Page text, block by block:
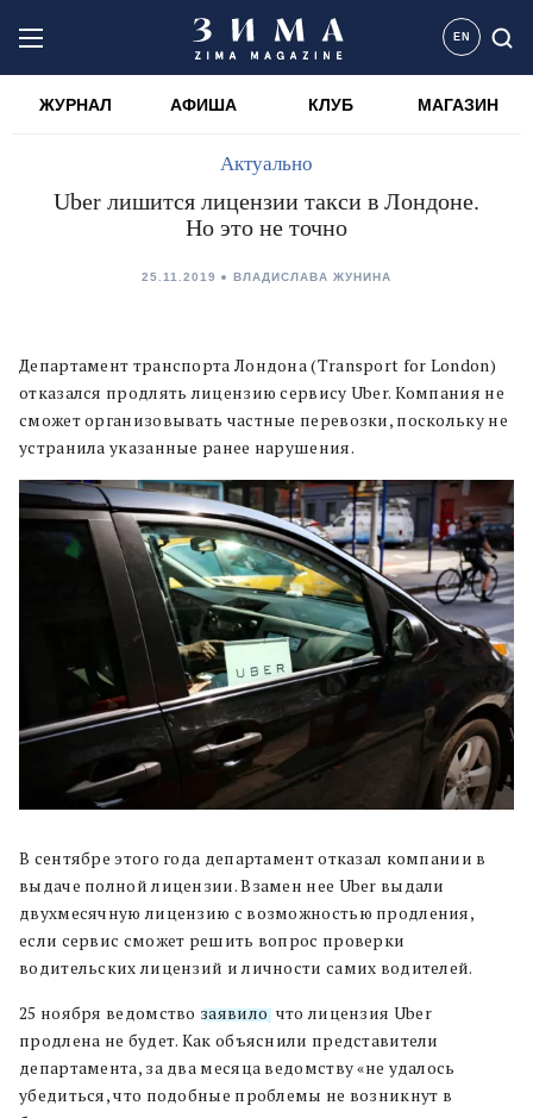
EN
ЖУРНАЛ АФИША КЛУБ МАГАЗИН
Актуально
Uber лишится лицензии такси в Лондоне.
Но это не точно
25.11.2019 ВЛАДИСЛАВА ЖУНИНА
Департамент транспорта Лондона (Transport for London)
отказался продлять лицензию сервису Uber. Компания не
сможет организовывать частные перевозки, поскольку не
устранила указанные ранее нарушения.
В сентябре этого года департамент отказал компании в
выдаче полной лицензии. Взамен нее Uber выдали
двухмесячную лицензию с возможностью продления,
если сервис сможет решить вопрос проверки
водительских лицензий и личности самих водителей.
25 ноября ведомство заявило, что лицензия Uber
продлена не будет. Как объяснили представители
департамента, за два месяца ведомству «не удалось
убедиться, что подобные проблемы не возникнут в